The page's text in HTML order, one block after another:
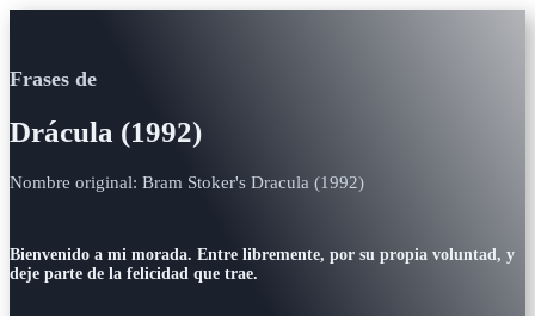
Frases de
Drácula (1992)
Nombre original: Bram Stoker's Dracula (1992)
Bienvenido a mi morada. Entre libremente, por su propia voluntad, y
deje parte de la felicidad que trae.